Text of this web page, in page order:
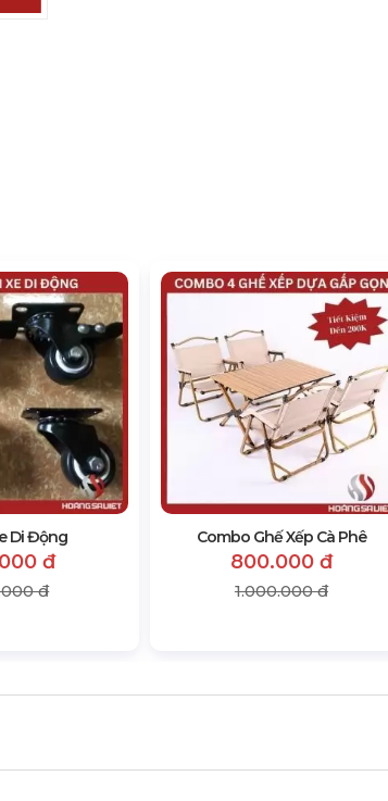
Di Động
đ
đ
Combo Ghế Xếp Cà Phê
800.000 đ
1.000.000 đ